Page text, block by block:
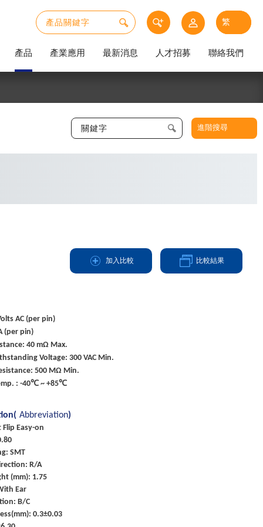
產品 產業應用 最新消息 人才招募 聯絡我們
進階搜尋
加入比較 比較結果
AC (per pin)
(per pin)
40 mΩ Max.
Voltage: 300 VAC Min.
500 MΩ Min.
: -40℃ ~ +85℃
Abbreviation)
Easy-on
SMT
R/A
(mm): 1.75
Ear
B/C
0.3±0.03